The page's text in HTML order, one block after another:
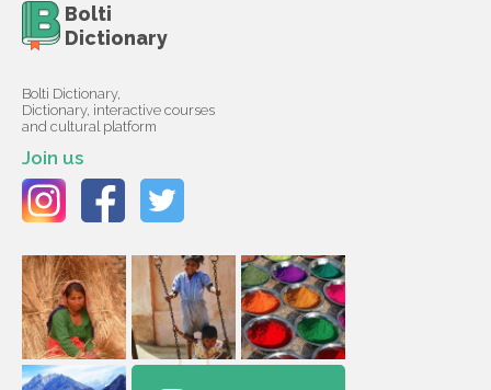
Bolti
Dictionary
Bolti Dictionary,
Dictionary, interactive courses
and cultural platform
Join us